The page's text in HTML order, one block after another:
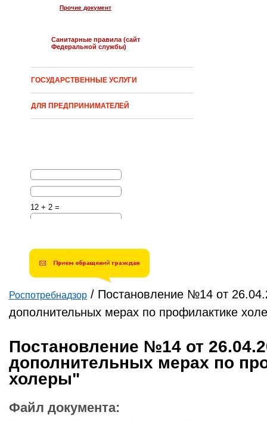
Прочие документ
Санитарные правила (сайт
Федеральной службы)
ГОСУДАРСТВЕННЫЕ УСЛУГИ
ДЛЯ ПРЕДПРИНИМАТЕЛЕЙ
12 + 2 =
Роспотребнадзор / Постановление №14 от
дополнительных мерах по профилактике
Постановление №14 от
дополнительных мерах по
холеры"
Файл документа: